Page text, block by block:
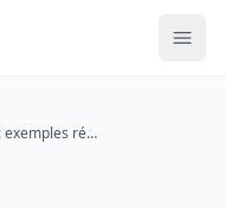
canal et par secteur